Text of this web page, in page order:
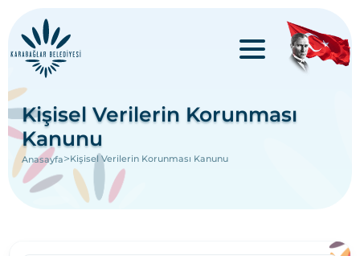
Kişisel Verilerin Korunması
Kanunu
Anasayfa>Kişisel Verilerin Korunması Kanunu